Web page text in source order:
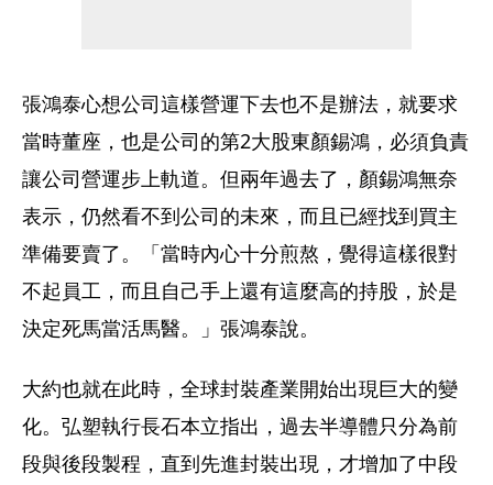
張鴻泰心想公司這樣營運下去也不是辦法，就要求
當時董座，也是公司的第2大股東顏錫鴻，必須負責
讓公司營運步上軌道。但兩年過去了，顏錫鴻無奈
表示，仍然看不到公司的未來，而且已經找到買主
準備要賣了。「當時內心十分煎熬，覺得這樣很對
不起員工，而且自己手上還有這麼高的持股，於是
決定死馬當活馬醫。」張鴻泰說。
大約也就在此時，全球封裝產業開始出現巨大的變
化。弘塑執行長石本立指出，過去半導體只分為前
段與後段製程，直到先進封裝出現，才增加了中段